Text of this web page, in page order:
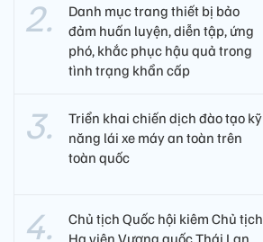
Danh mục trang thiết bị bảo
đảm huấn luyện, diễn tập, ứng
phó, khắc phục hậu quả trong
tình trạng khẩn cấp
Triển khai chiến dịch đào tạo kỹ
năng lái xe máy an toàn trên
toàn quốc
Chủ tịch Quốc hội kiêm Chủ tịch
Hạ viện Vương quốc Thái Lan